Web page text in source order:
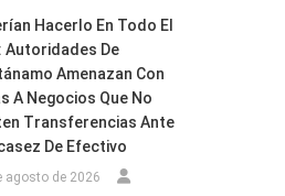
Hacerlo En Todo El
Autoridades De
Amenazan Con
A Negocios Que No
Transferencias Ante
De Efectivo
agosto de 2026